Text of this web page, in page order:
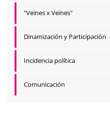
"Veïnes x Veïnes"
Dinamización y Participación
Incidencia política
Comunicación